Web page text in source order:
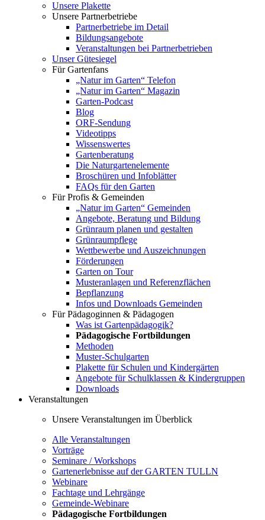
Unsere Plakette
Unsere Partnerbetriebe
Partnerbetriebe im Detail
Bildungsangebote
Veranstaltungen bei Partnerbetrieben
Unser Gütesiegel
Für Gartenfans
„Natur im Garten“ Telefon
„Natur im Garten“ Magazin
Garten-Podcast
Blog
ORF-Sendung
Videotipps
Wissenswertes
Gartenberatung
Die Naturgartenelemente
Broschüren und Infoblätter
FAQs für den Garten
Für Profis & Gemeinden
„Natur im Garten“ Gemeinden
Angebote, Beratung und Bildung
Grünraum planen und gestalten
Grünraumpflege
Wettbewerbe und Auszeichnungen
Förderungen
Garten on Tour
Musteranlagen und Referenzflächen
Bepflanzung
Infos und Downloads Gemeinden
Für Pädagoginnen & Pädagogen
Was ist Gartenpädagogik?
Pädagogische Fortbildungen
Methoden
Muster-Schulgarten
Plakette für Schulen und Kindergärten
Angebote für Schulklassen & Kindergruppen
Downloads
Veranstaltungen
Unsere Veranstaltungen im Überblick
Alle Veranstaltungen
Vorträge
Seminare / Workshops
Gartenerlebnisse auf der GARTEN TULLN
Webinare
Fachtage und Lehrgänge
Gemeinde-Webinare
Pädagogische Fortbildungen